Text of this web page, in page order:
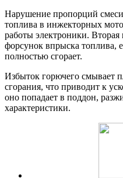
Нарушение пропорций
топлива в инжекторных
работы электроники. Вторая
форсунок впрыска топлива,
полностью сгорает.
Избыток горючего смывает
сгорания, что приводит к
оно попадает в поддон,
характеристики.